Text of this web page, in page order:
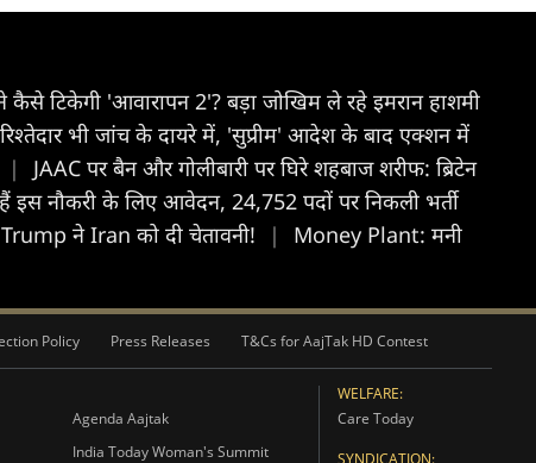
कैसे टिकेगी 'आवारापन 2'? बड़ा जोखिम ले रहे इमरान हाशमी
रिश्तेदार भी जांच के दायरे में, 'सुप्रीम' आदेश के बाद एक्शन में
|
JAAC पर बैन और गोलीबारी पर घिरे शहबाज शरीफ: ब्रिटेन
इस नौकरी के लिए आवेदन, 24,752 पदों पर निकली भर्ती
ने Iran को दी चेतावनी! |
Money Plant: मनी
Policy Press Releases T&Cs for AajTak HD Contest
Agenda Aajtak
India Today Woman's Summit
WELFARE:
Care Today
SYNDICATION: